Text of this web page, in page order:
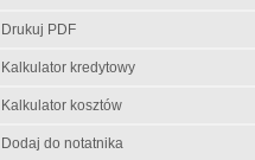
Drukuj PDF
Kalkulator kredytowy
Kalkulator kosztów
Dodaj do notatnika